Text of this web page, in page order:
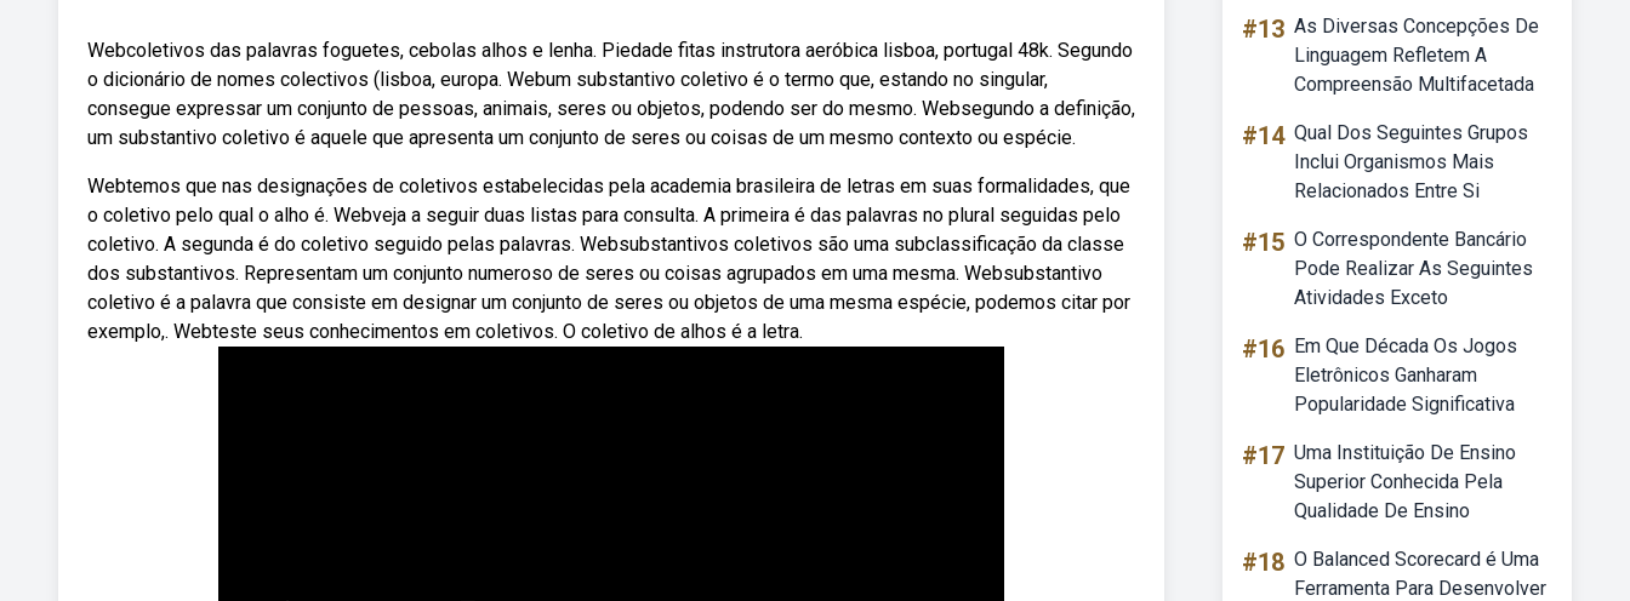
Webcoletivos das palavras foguetes, cebolas alhos e lenha. Piedade fitas instrutora aeróbica lisboa, portugal 48k. Segundo
o dicionário de nomes colectivos (lisboa, europa. Webum substantivo coletivo é o termo que, estando no singular,
consegue expressar um conjunto de pessoas, animais, seres ou objetos, podendo ser do mesmo. Websegundo a definição,
um substantivo coletivo é aquele que apresenta um conjunto de seres ou coisas de um mesmo contexto ou espécie.
Webtemos que nas designações de coletivos estabelecidas pela academia brasileira de letras em suas formalidades, que
o coletivo pelo qual o alho é. Webveja a seguir duas listas para consulta. A primeira é das palavras no plural seguidas pelo
coletivo. A segunda é do coletivo seguido pelas palavras. Websubstantivos coletivos são uma subclassificação da classe
dos substantivos. Representam um conjunto numeroso de seres ou coisas agrupados em uma mesma. Websubstantivo
coletivo é a palavra que consiste em designar um conjunto de seres ou objetos de uma mesma espécie, podemos citar por
exemplo,. Webteste seus conhecimentos em coletivos. O coletivo de alhos é a letra.
#13 As Diversas Concepções De
Linguagem Refletem A
Compreensão Multifacetada
#14 Qual Dos Seguintes Grupos
Inclui Organismos Mais
Relacionados Entre Si
#15 O Correspondente Bancário
Pode Realizar As Seguintes
Atividades Exceto
#16 Em Que Década Os Jogos
Eletrônicos Ganharam
Popularidade Significativa
#17 Uma Instituição De Ensino
Superior Conhecida Pela
Qualidade De Ensino
#18 O Balanced Scorecard é Uma
Ferramenta Para Desenvolver